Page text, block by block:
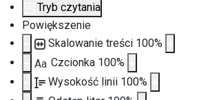
Tryb czytania
Powiększenie
Skalowanie treści 100%
Aa Czcionka 100%
Wysokość linii 100%